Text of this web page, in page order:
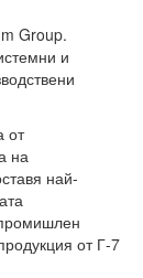
Group.
и
от
на
най-
от Г-7